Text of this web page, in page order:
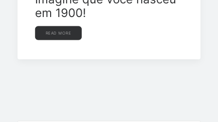
em 1900!
READ MORE